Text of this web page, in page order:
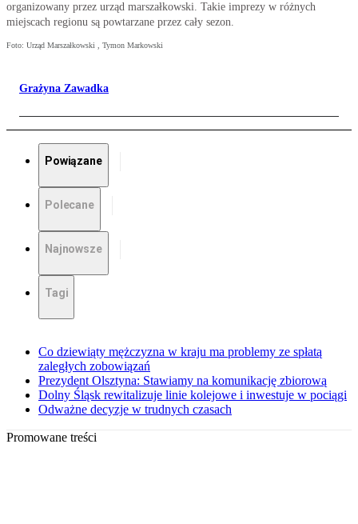
organizowany przez urząd marszałkowski. Takie imprezy w różnych
miejscach regionu są powtarzane przez cały sezon.
Foto: Urząd Marszałkowski , Tymon Markowski
Grażyna Zawadka
Powiązane
Polecane
Najnowsze
Tagi
Co dziewiąty mężczyzna w kraju ma problemy ze spłatą
zaległych zobowiązań
Prezydent Olsztyna: Stawiamy na komunikację zbiorową
Dolny Śląsk rewitalizuje linie kolejowe i inwestuje w pociągi
Odważne decyzje w trudnych czasach
Promowane treści